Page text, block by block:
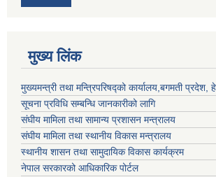
मुख्य लिंक
मुख्यमन्त्री तथा मन्त्रिपरिषद्को कार्यालय,बगमती प्रदेश,
सूचना प्रविधि सम्बन्धि जानकारीको लागि
संघीय मामिला तथा सामान्य प्रशासन मन्त्रालय
संघीय मामिला तथा स्थानीय विकास मन्त्रालय
स्थानीय शासन तथा सामुदायिक विकास कार्यक्रम
नेपाल सरकारको आधिकारिक पोर्टल